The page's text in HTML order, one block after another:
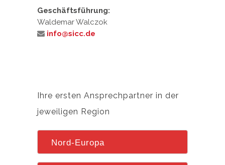
Geschäftsführung:
Waldemar Walczok
info@sicc.de
Ihre ersten Ansprechpartner in der
jeweiligen Region
Nord-Europa